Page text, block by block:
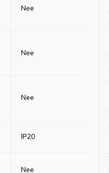
Nee
Nee
Nee
IP20
Nee